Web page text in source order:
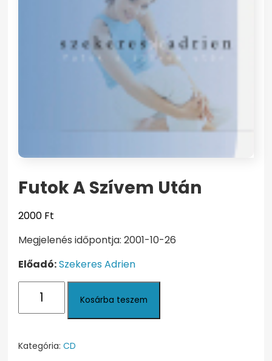
Futok A Szívem Után
2000 Ft
Megjelenés időpontja: 2001-10-26
Előadó:Szekeres Adrien
Szívem
mennyiség
Kosárba teszem
Kategória:CD